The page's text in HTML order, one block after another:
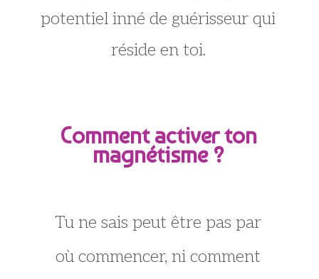
potentiel inné de guérisseur qui
réside en toi.
Comment activer ton
magnétisme ?
Tu ne sais peut être pas par
où commencer, ni comment